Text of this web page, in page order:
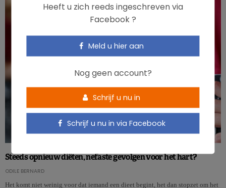
Steeds opnieuw diëten, nefaste gevolgen voor het hart?
ODILE BERNARD
Het komt niet weinig voor dat iemand een dieet begint, het dan stopzet om het
Heeft u zich reeds ingeschreven via
Facebook ?
Meld u hier aan
Nog geen account?
Schrijf u nu in
Schrijf u nu in via Facebook